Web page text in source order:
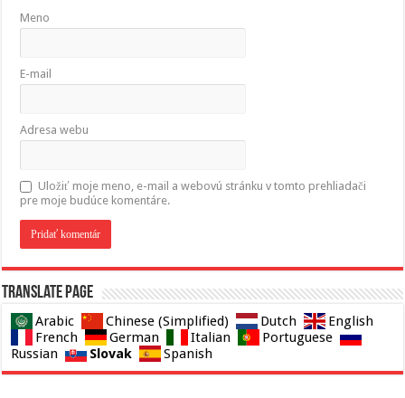
Meno
E-mail
Adresa webu
Uložiť moje meno, e-mail a webovú stránku v tomto prehliadači
pre moje budúce komentáre.
Translate page
Arabic Chinese (Simplified) Dutch
English
French
German Italian
Portuguese
Russian
Slovak Spanish